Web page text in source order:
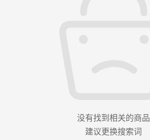
没有找到相关的商品
建议更换搜索词